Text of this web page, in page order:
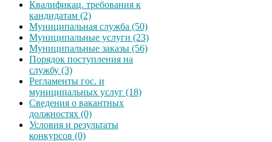
Квалификац. требования к
кандидатам (2)
Муниципальная служба (50)
Муниципальные услуги (23)
Муниципальные заказы (56)
Порядок поступления на
службу (3)
Регламенты гос. и
муниципальных услуг (18)
Сведения о вакантных
должностях (0)
Условия и результаты
конкурсов (0)